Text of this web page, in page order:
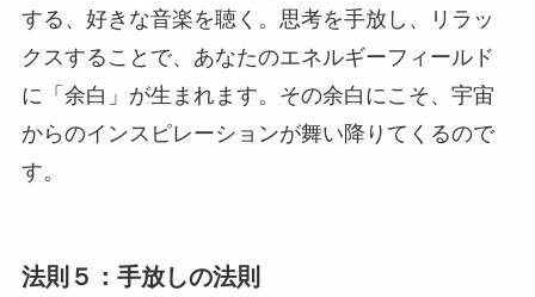
する、好きな音楽を聴く。思考を手放し、リラッ
クスすることで、あなたのエネルギーフィールド
に「余白」が生まれます。その余白にこそ、宇宙
からのインスピレーションが舞い降りてくるので
す。
法則５：手放しの法則